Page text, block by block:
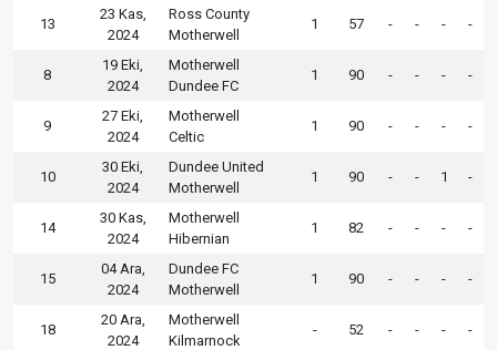
13
23 Kas,
2024
Ross County
Motherwell
1 57 - - - -
8
19 Eki,
2024
Motherwell
Dundee FC
1 90 - - - -
9
27 Eki,
2024
Motherwell
Celtic
1 90 - - - -
10
30 Eki,
2024
Dundee United
Motherwell
1 90 - - 1 -
14
30 Kas,
2024
Motherwell
Hibernian
1 82 - - - -
15
04 Ara,
2024
Dundee FC
Motherwell
1 90 - - - -
18
20 Ara,
2024
Motherwell
Kilmarnock
- 52 - - - -